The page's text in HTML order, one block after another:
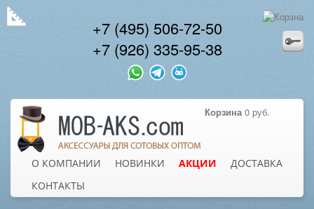
+7 (495) 506-72-50
+7 (926) 335-95-38
Корзина 0 руб.
О КОМПАНИИ НОВИНКИ АКЦИИ
ДОСТАВКА
КОНТАКТЫ